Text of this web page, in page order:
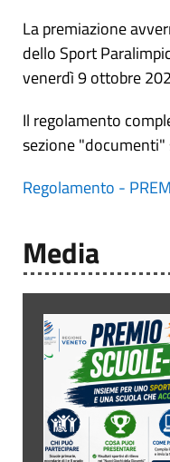
La premiazione
dello Sport
venerdì 9 ottobre
Il regolamento
sezione
Regolamento -
Media